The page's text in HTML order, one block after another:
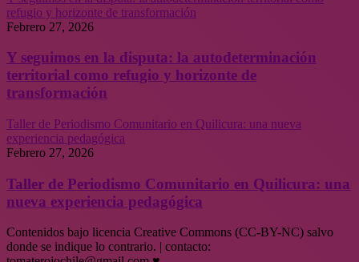
refugio y horizonte de transformación
Febrero 27, 2026
Y seguimos en la disputa: la autodeterminación
territorial como refugio y horizonte de
transformación
Taller de Periodismo Comunitario en Quilicura: una nueva
experiencia pedagógica
Febrero 27, 2026
Taller de Periodismo Comunitario en Quilicura: una
nueva experiencia pedagógica
Contenidos bajo licencia Creative Commons (CC-BY-NC) salvo
donde se indique lo contrario. | contacto: